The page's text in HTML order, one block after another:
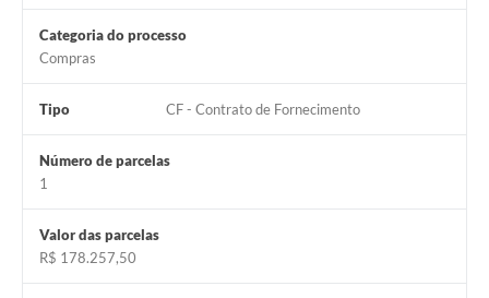
Contato
Radar da Transparência Pública
Município
Categoria do processo
Compras
Tipo CF - Contrato de Fornecimento
Número de parcelas
1
Valor das parcelas
R$ 178.257,50